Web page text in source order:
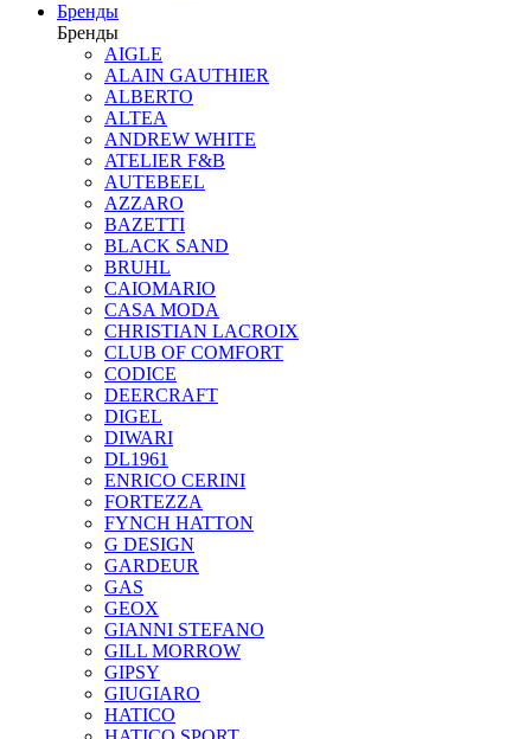
Бренды
Бренды
AIGLE
ALAIN GAUTHIER
ALBERTO
ALTEA
ANDREW WHITE
ATELIER F&B
AUTEBEEL
AZZARO
BAZETTI
BLACK SAND
BRUHL
CAIOMARIO
CASA MODA
CHRISTIAN LACROIX
CLUB OF COMFORT
CODICE
DEERCRAFT
DIGEL
DIWARI
DL1961
ENRICO CERINI
FORTEZZA
FYNCH HATTON
G DESIGN
GARDEUR
GAS
GEOX
GIANNI STEFANO
GILL MORROW
GIPSY
GIUGIARO
HATICO